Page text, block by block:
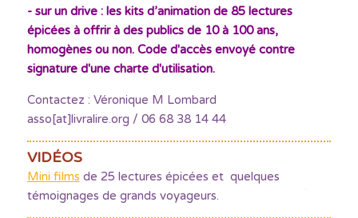
- sur un drive : les kits d’animation de 85 lectures
épicées à offrir à des publics de 10 à 100 ans,
homogènes ou non. Code d'accès envoyé contre
signature d'une charte d'utilisation.
Contactez : Véronique M Lombard
asso[at]livralire.org / 06 68 38 14 44
VIDÉOS
Mini films de 25 lectures épicées et quelques
témoignages de grands voyageurs.